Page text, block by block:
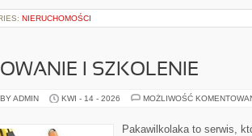
NIERUCHOMOŚCI
I SZKOLENIE
ADMIN KWI - 14 - 2026 MOŻLIWOŚĆ
Pakawilkolaka to serwis,